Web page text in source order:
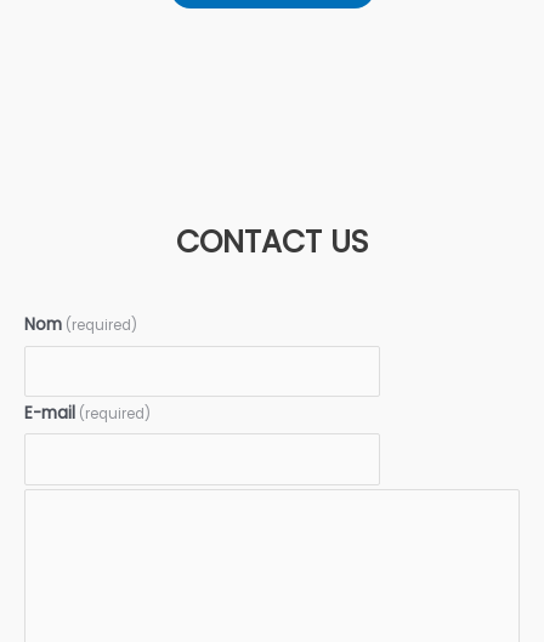
CONTACT US
Nom (required)
E-mail (required)